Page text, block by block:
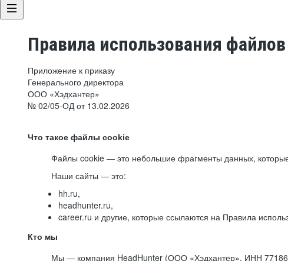
Правила использования
Приложение к приказу
Генерального директора
ООО «Хэдхантер»
№ 02/05-ОД от 13.02.2026
Что такое файлы cookie
Файлы cookie — это небольшие фрагменты данных,
Наши сайты — это:
hh.ru,
headhunter.ru,
career.ru и другие, которые ссылаются на Правила
Кто мы
Мы — компания HeadHunter (ООО «Хэдхантер», ИНН